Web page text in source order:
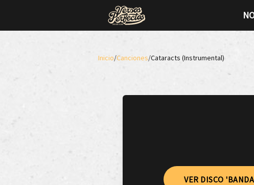
Inicio/Canciones/Cataracts (Instrumental)
VER DISCO